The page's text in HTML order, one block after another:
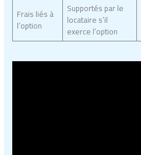
Frais liés à
l’option
Supportés par le
locataire s’il
exerce l’option